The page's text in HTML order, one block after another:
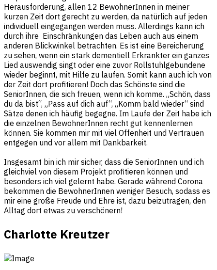
Herausforderung, allen 12 BewohnerInnen in meiner
kurzen Zeit dort gerecht zu werden, da natürlich auf jeden
individuell eingegangen werden muss. Allerdings kann ich
durch ihre Einschränkungen das Leben auch aus einem
anderen Blickwinkel betrachten. Es ist eine Bereicherung
zu sehen, wenn ein stark dementiell Erkrankter ein ganzes
Lied auswendig singt oder eine zuvor Rollstuhlgebundene
wieder beginnt, mit Hilfe zu laufen. Somit kann auch ich von
der Zeit dort profitieren! Doch das Schönste sind die
SeniorInnen, die sich freuen, wenn ich komme. „Schön, dass
du da bist“, „Pass auf dich auf“, „Komm bald wieder“ sind
Sätze denen ich häufig begegne. Im Laufe der Zeit habe ich
die einzelnen BewohnerInnen recht gut kennenlernen
können. Sie kommen mir mit viel Offenheit und Vertrauen
entgegen und vor allem mit Dankbarkeit.
Insgesamt bin ich mir sicher, dass die SeniorInnen und ich
gleichviel von diesem Projekt profitieren können und
besonders ich viel gelernt habe. Gerade während Corona
bekommen die BewohnerInnen weniger Besuch, sodass es
mir eine große Freude und Ehre ist, dazu beizutragen, den
Alltag dort etwas zu verschönern!
Charlotte Kreutzer